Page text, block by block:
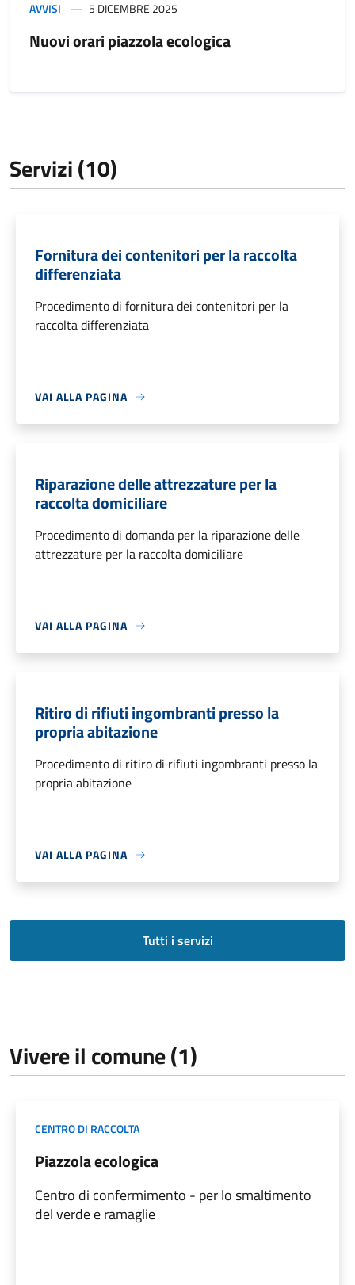
AVVISI 5 DICEMBRE 2025
Nuovi orari piazzola ecologica
Servizi (10)
Fornitura dei contenitori per la raccolta
differenziata
Procedimento di fornitura dei contenitori per la
raccolta differenziata
VAI ALLA PAGINA
Riparazione delle attrezzature per la
raccolta domiciliare
Procedimento di domanda per la riparazione delle
attrezzature per la raccolta domiciliare
VAI ALLA PAGINA
Ritiro di rifiuti ingombranti presso la
propria abitazione
Procedimento di ritiro di rifiuti ingombranti presso la
propria abitazione
VAI ALLA PAGINA
Tutti i servizi
Vivere il comune (1)
CENTRO DI RACCOLTA
Piazzola ecologica
Centro di confermimento - per lo smaltimento
del verde e ramaglie